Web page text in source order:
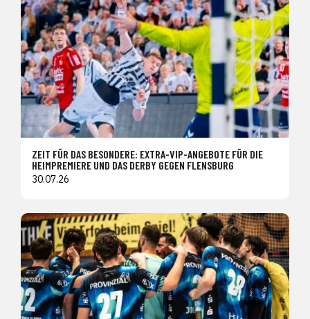
ZEIT FÜR DAS BESONDERE: EXTRA-VIP-ANGEBOTE FÜR DIE
HEIMPREMIERE UND DAS DERBY GEGEN FLENSBURG
30.07.26